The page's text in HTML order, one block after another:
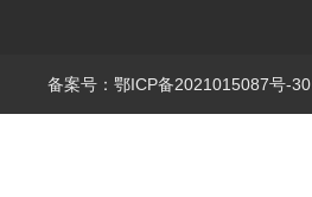
备案号：鄂ICP备2021015087号-30